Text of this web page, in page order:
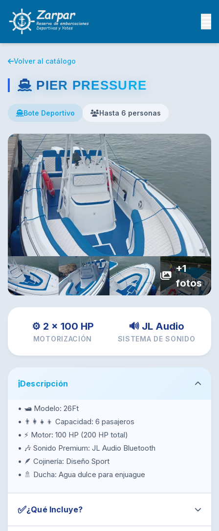
Volver al catálogo
PIER PRESSURE
Bote Deportivo Hasta 6 personas
+1
fotos
⚙️ 2 × 100 HP
MOTORIZACIÓN
🔊 JL Audio
SISTEMA DE SONIDO
ℹ️Descripción
• 🛥️ Modelo: 26Ft
• 👨‍👩‍👧‍👦 Capacidad: 6 pasajeros
• ⚡ Motor: 100 HP (200 HP total)
• 🎶 Sonido Premium: JL Audio Bluetooth
• 🪶 Cojinería: Diseño Sport
• 🚿 Ducha: Agua dulce para enjuague
✅¿Qué Incluye?